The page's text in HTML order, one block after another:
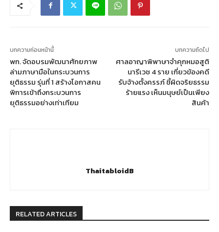
บทความก่อนหน้านี้
พก. จัดอบรมพัฒนาศักยภาพ
ล่ามภาษามือในกระบวนการ
ยุติธรรม รุ่นที่ 1 สร้างโอกาสคน
พิการเข้าถึงกระบวนการ
ยุติธรรมอย่างเท่าเทียม
บทความถัดไป
ศาลอาญาพิพาษาจำคุกหมอสูติ
นารีเวช 4 ราย เกี่ยวข้องคดี
รับจ้างตั้งครรภ์ ชี้ผิดจริยธรรม
ร้ายแรง เห็นมนุษย์เป็นเพียง
สินค้า
ThaitabloidB
RELATED ARTICLES